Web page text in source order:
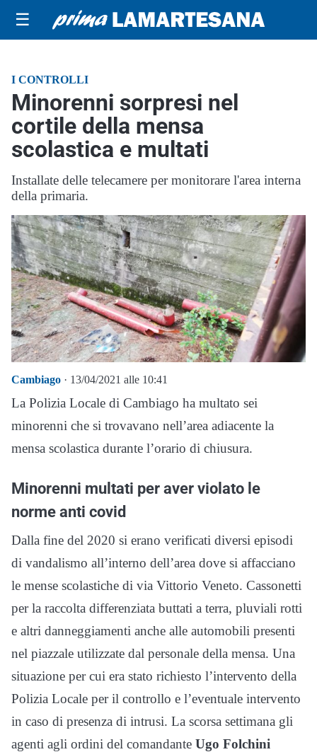
☰
I CONTROLLI
Minorenni sorpresi nel
cortile della mensa
scolastica e multati
Installate delle telecamere per monitorare l'area interna
della primaria.
Cambiago · 13/04/2021 alle 10:41
La Polizia Locale di Cambiago ha multato sei
minorenni che si trovavano nell’area adiacente la
mensa scolastica durante l’orario di chiusura.
Minorenni multati per aver violato le
norme anti covid
Dalla fine del 2020 si erano verificati diversi episodi
di vandalismo all’interno dell’area dove si affacciano
le mense scolastiche di via Vittorio Veneto. Cassonetti
per la raccolta differenziata buttati a terra, pluviali rotti
e altri danneggiamenti anche alle automobili presenti
nel piazzale utilizzate dal personale della mensa. Una
situazione per cui era stato richiesto l’intervento della
Polizia Locale per il controllo e l’eventuale intervento
in caso di presenza di intrusi. La scorsa settimana gli
agenti agli ordini del comandante Ugo Folchini